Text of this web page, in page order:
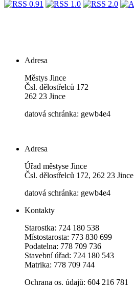
Adresa
Městys Jince
Čsl. dělostřelců 172
262 23 Jince
datová schránka: gewb4e4
Adresa
Úřad městyse Jince
Čsl. dělostřelců 172, 262 23 Jince
datová schránka: gewb4e4
Kontakty
Starostka: 724 180 538
Místostarosta: 773 830 699
Podatelna: 778 709 736
Stavební úřad: 724 180 543
Matrika: 778 709 744
Ochrana os. údajů: 604 216 781